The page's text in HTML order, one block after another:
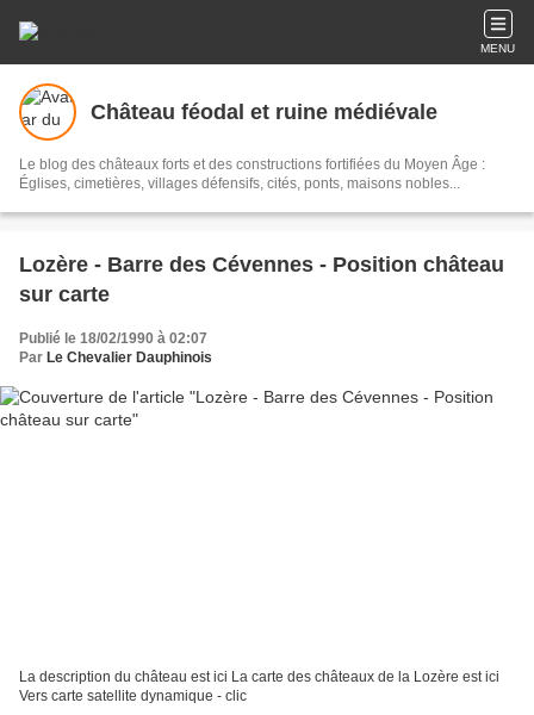
MENU
Château féodal et ruine médiévale
Le blog des châteaux forts et des constructions fortifiées du Moyen Âge :
Églises, cimetières, villages défensifs, cités, ponts, maisons nobles...
Lozère - Barre des Cévennes - Position château
sur carte
Publié le 18/02/1990 à 02:07
Par Le Chevalier Dauphinois
La description du château est ici La carte des châteaux de la Lozère est ici
Vers carte satellite dynamique - clic